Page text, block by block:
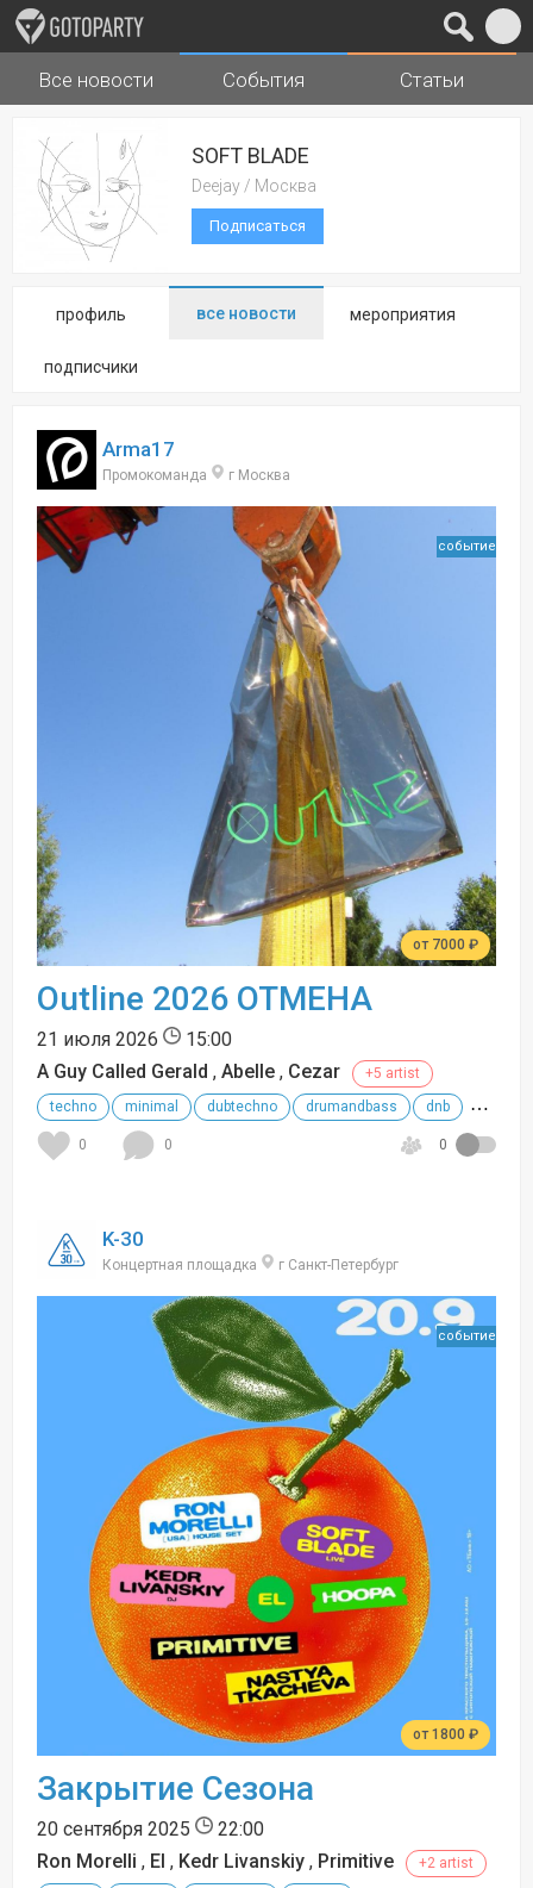
Города Музыка
Все новости События Статьи
SOFT BLADE
Deejay / Москва
Подписаться
профиль все новости мероприятия
подписчики
Arma17
Промокоманда г Москва
от 7000 ₽
событие
Outline 2026 ОТМЕНА
21 июля 2026
15:00
A Guy Called Gerald , Abelle , Cezar
+5 artist
techno
minimal dubtechno drumandbass dnb +
0 0 0
K-30
Концертная площадка г Санкт-Петербург
от 1800 ₽
событие
Закрытие Сезона
20 сентября 2025
22:00
Ron Morelli , El , Kedr Livanskiy , Primitive
+2 artist